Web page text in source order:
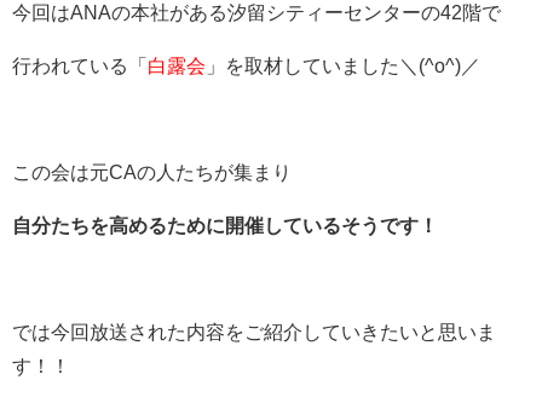
今回はANAの本社がある汐留シティーセンターの42階で
行われている「 白露会 」を取材していました＼(^o^)／
この会は元CAの人たちが集まり
自分たちを高めるために開催しているそうです！
では今回放送された内容をご紹介していきたいと思いま
す！！